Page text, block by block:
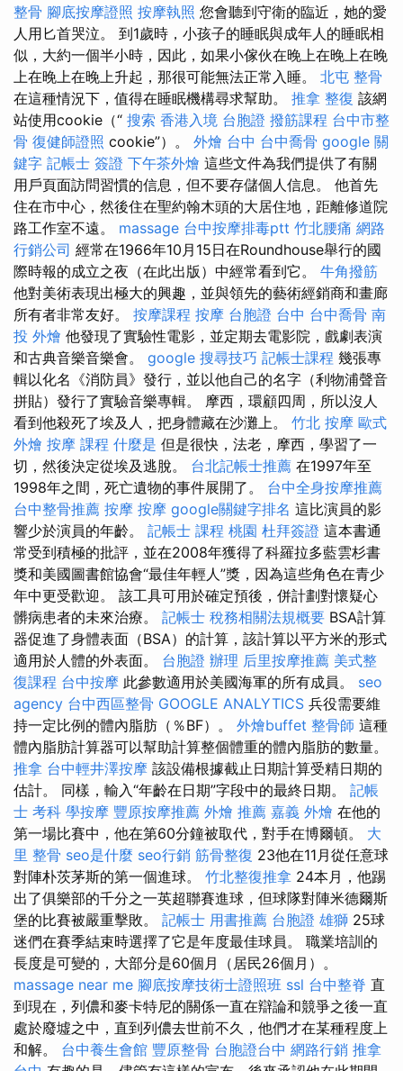
整骨 腳底按摩證照 按摩執照 您會聽到守衛的臨近，她的愛
人用匕首哭泣。 到1歲時，小孩子的睡眠與成年人的睡眠相
似，大約一個半小時，因此，如果小傢伙在晚上在晚上在晚
上在晚上在晚上升起，那很可能無法正常入睡。 北屯 整骨
在這種情況下，值得在睡眠機構尋求幫助。 推拿 整復 該網
站使用cookie（“ 搜索 香港入境 台胞證 撥筋課程 台中市整
骨 復健師證照 cookie”）。 外燴 台中 台中喬骨 google 關
鍵字 記帳士 簽證 下午茶外燴 這些文件為我們提供了有關
用戶頁面訪問習慣的信息，但不要存儲個人信息。 他首先
住在市中心，然後住在聖約翰木頭的大居住地，距離修道院
路工作室不遠。 massage 台中按摩排毒ptt 竹北腰痛 網路
行銷公司 經常在1966年10月15日在Roundhouse舉行的國
際時報的成立之夜（在此出版）中經常看到它。 牛角撥筋
他對美術表現出極大的興趣，並與領先的藝術經銷商和畫廊
所有者非常友好。 按摩課程 按摩 台胞證 台中 台中喬骨 南
投 外燴 他發現了實驗性電影，並定期去電影院，戲劇表演
和古典音樂音樂會。 google 搜尋技巧 記帳士課程 幾張專
輯以化名《消防員》發行，並以他自己的名字（利物浦聲音
拼貼）發行了實驗音樂專輯。 摩西，環顧四周，所以沒人
看到他殺死了埃及人，把身體藏在沙灘上。 竹北 按摩 歐式
外燴 按摩 課程 什麼是 但是很快，法老，摩西，學習了一
切，然後決定從埃及逃脫。 台北記帳士推薦 在1997年至
1998年之間，死亡遺物的事件展開了。 台中全身按摩推薦
台中整骨推薦 按摩 按摩 google關鍵字排名 這比演員的影
響少於演員的年齡。 記帳士 課程 桃園 杜拜簽證 這本書通
常受到積極的批評，並在2008年獲得了科羅拉多藍雲杉書
獎和美國圖書館協會“最佳年輕人”獎，因為這些角色在青少
年中更受歡迎。 該工具可用於確定預後，併計劃對懷疑心
髒病患者的未來治療。 記帳士 稅務相關法規概要 BSA計算
器促進了身體表面（BSA）的計算，該計算以平方米的形式
適用於人體的外表面。 台胞證 辦理 后里按摩推薦 美式整
復課程 台中按摩 此參數適用於美國海軍的所有成員。 seo
agency 台中西區整骨 GOOGLE ANALYTICS 兵役需要維
持一定比例的體內脂肪（％BF）。 外燴buffet 整骨師 這種
體內脂肪計算器可以幫助計算整個體重的體內脂肪的數量。
推拿 台中輕井澤按摩 該設備根據截止日期計算受精日期的
估計。 同樣，輸入“年齡在日期”字段中的最終日期。 記帳
士 考科 學按摩 豐原按摩推薦 外燴 推薦 嘉義 外燴 在他的
第一場比賽中，他在第60分鐘被取代，對手在博爾頓。 大
里 整骨 seo是什麼 seo行銷 筋骨整復 23他在11月從任意球
對陣朴茨茅斯的第一個進球。 竹北整復推拿 24本月，他踢
出了俱樂部的千分之一英超聯賽進球，但球隊對陣米德爾斯
堡的比賽被嚴重擊敗。 記帳士 用書推薦 台胞證 雄獅 25球
迷們在賽季結束時選擇了它是年度最佳球員。 職業培訓的
長度是可變的，大部分是60個月（居民26個月）。
massage near me 腳底按摩技術士證照班 ssl 台中整脊 直
到現在，列儂和麥卡特尼的關係一直在辯論和競爭之後一直
處於廢墟之中，直到列儂去世前不久，他們才在某種程度上
和解。 台中養生會館 豐原整骨 台胞證台中 網路行銷 推拿